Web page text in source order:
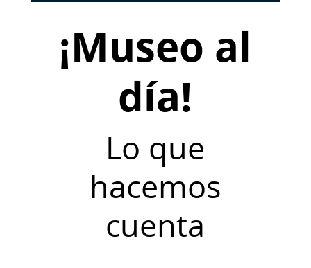
¡Museo al
día!
Lo que
hacemos
cuenta